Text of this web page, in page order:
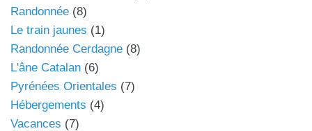
Randonnée (8)
Le train jaunes (1)
Randonnée Cerdagne (8)
L'âne Catalan (6)
Pyrénées Orientales (7)
Hébergements (4)
Vacances (7)